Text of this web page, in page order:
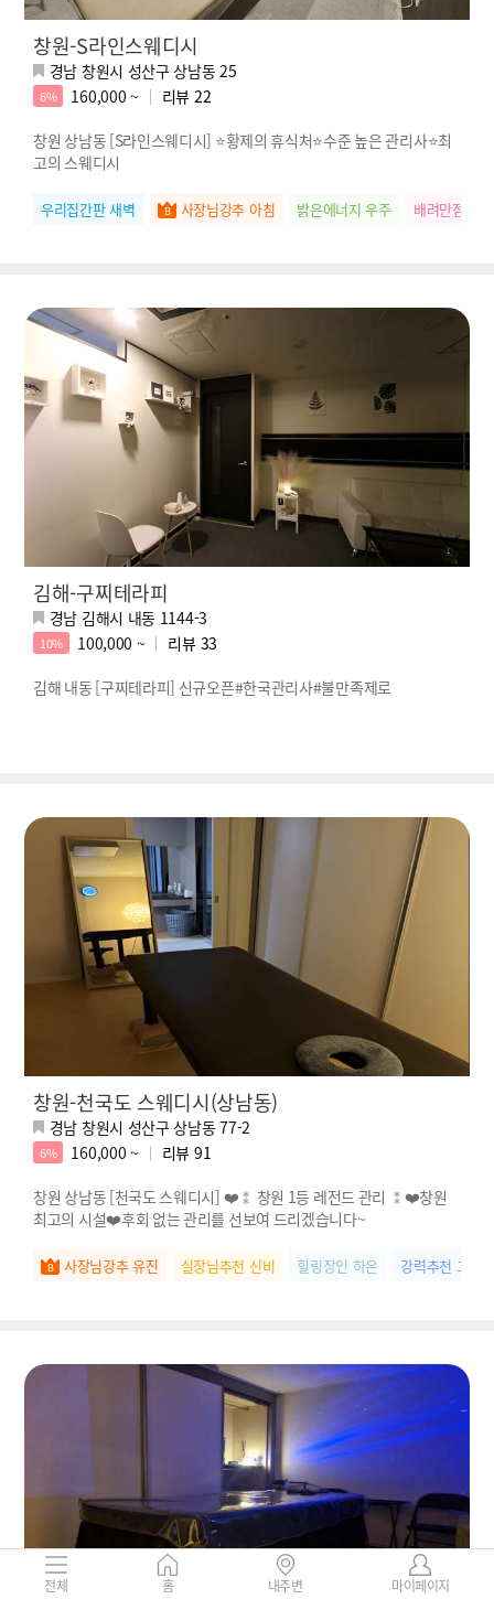
창원-S라인스웨디시
경남 창원시 성산구 상남동 25
6% 160,000 ~ 리뷰 22
창원 상남동 [S라인스웨디시] ⭐황제의 휴식처⭐수준 높은 관리사⭐최
고의 스웨디시
우리집간판 새벽 사장님강추 아침 밝은에너지 우주 배려만점 하나
김해-구찌테라피
경남 김해시 내동 1144-3
10% 100,000 ~ 리뷰 33
김해 내동 [구찌테라피] 신규오픈#한국관리사#불만족제로
창원-천국도 스웨디시(상남동)
경남 창원시 성산구 상남동 77-2
6% 160,000 ~ 리뷰 91
창원 상남동 [천국도 스웨디시] ❤️⁑ 창원 1등 레전드 관리 ⁑❤️창원
최고의 시설❤️후회 없는 관리를 선보여 드리겠습니다~
사장님강추 유진 실장님추천 신비 힐링장인 하은 강력추천 고은
전체 홈 내주변 마이페이지